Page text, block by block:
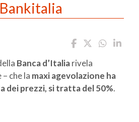
Banca d’Italiarivela
che la maxi agevolazione ha
dei prezzi, si tratta del 50%.